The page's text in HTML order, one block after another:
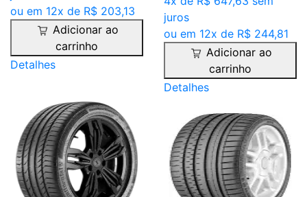
ou em 12x de R$ 203,13
carrinho
Detalhes
juros
ou em 12x de R$ 244,81
carrinho
Detalhes